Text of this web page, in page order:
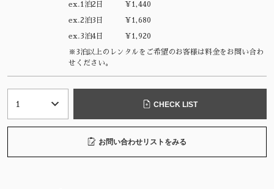
ex.1泊2日 ¥1,440
ex.2泊3日 ¥1,680
ex.3泊4日 ¥1,920
※3泊以上のレンタルをご希望のお客様は料金をお問い合わ
せください。
CHECK LIST
お問い合わせリストをみる